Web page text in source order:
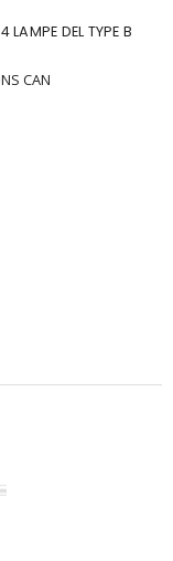
DEL TYPE B
CAN